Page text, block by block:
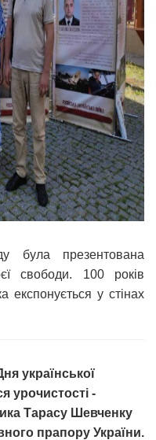
була презентована
свободи. 100 років
експонується у стінах
української
урочистості -
Тарасу Шевченку
прапору України.